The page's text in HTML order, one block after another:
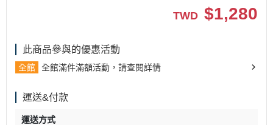
TWD $1,280
此商品參與的優惠活動
全館 全館滿件滿額活動，請查閱詳情
運送&付款
運送方式